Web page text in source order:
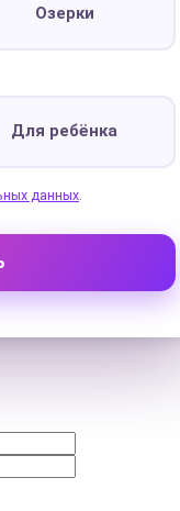
Озерки
Для ребёнка
данных